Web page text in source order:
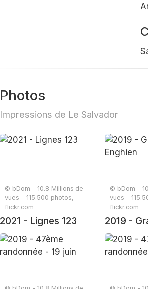
Photos
Impressions de Le Salvador
© bDom - 10.8 Millions de
vues - 115.500 photos,
flickr.com
2021 - Lignes 123
© bDom -
vues -
flickr.com
2019 -
Enghien